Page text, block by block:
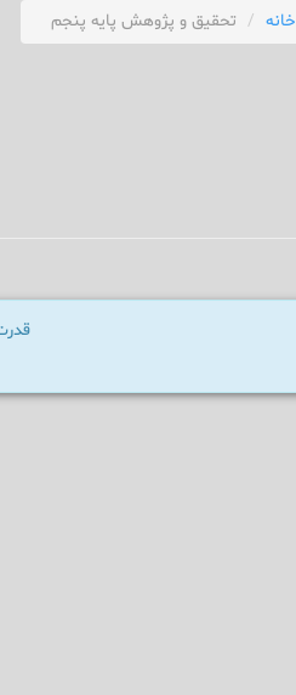
خانه تحقیق و پژوهش پایه پنجم